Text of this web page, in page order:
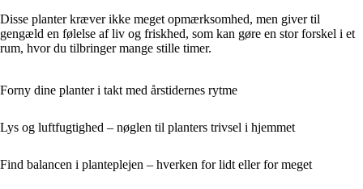
Disse planter kræver ikke meget opmærksomhed, men giver til
gengæld en følelse af liv og friskhed, som kan gøre en stor forskel i et
rum, hvor du tilbringer mange stille timer.
Forny dine planter i takt med årstidernes rytme
Lys og luftfugtighed – nøglen til planters trivsel i hjemmet
Find balancen i planteplejen – hverken for lidt eller for meget